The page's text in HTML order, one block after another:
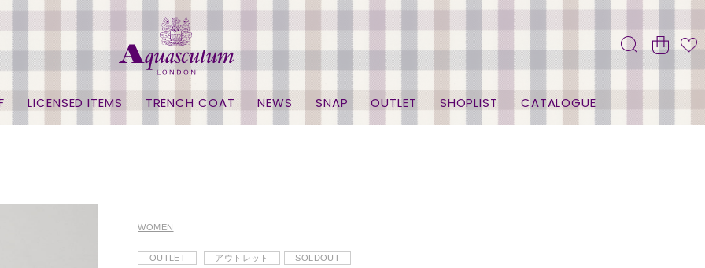
LICENSED ITEMS TRENCH COAT NEWS SNAP OUTLET SHOPLIST CATALOGUE
WOMEN
OUTLET アウトレット SOLDOUT